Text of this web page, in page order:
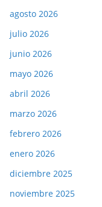
agosto 2026
julio 2026
junio 2026
mayo 2026
abril 2026
marzo 2026
febrero 2026
enero 2026
diciembre 2025
noviembre 2025